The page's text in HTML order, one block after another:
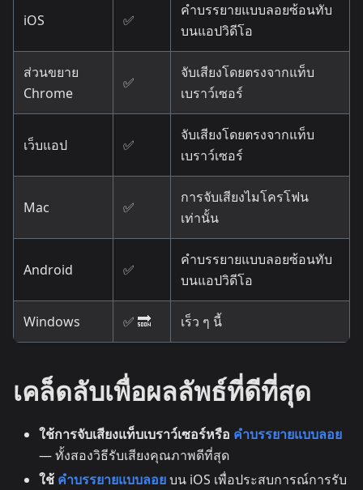
iOS ✅
คำบรรยายแบบลอยซ้อนทับ
บนแอปวิดีโอ
ส่วนขยาย
Chrome
✅
จับเสียงโดยตรงจากแท็บ
เบราว์เซอร์
เว็บแอป ✅
จับเสียงโดยตรงจากแท็บ
เบราว์เซอร์
Mac ✅
การจับเสียงไมโครโฟน
เท่านั้น
Android ✅
คำบรรยายแบบลอยซ้อนทับ
บนแอปวิดีโอ
Windows ✅ 🔜 เร็ว ๆ นี้
เคล็ดลับเพื่อผลลัพธ์ที่ดีที่สุด
ใช้การจับเสียงแท็บเบราว์เซอร์หรือ คำบรรยายแบบลอย
— ทั้งสองวิธีรับเสียงคุณภาพดีที่สุด
ใช้ คำบรรยายแบบลอยบน iOS เพื่อประสบการณ์การรับ